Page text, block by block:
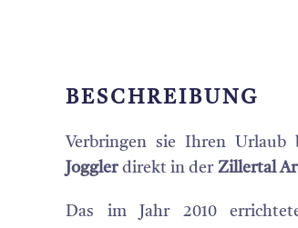
BESCHREIBUNG
Verbringen sie Ihren Urlaub
Jogglerdirekt in der Zillertal
Das im Jahr 2010